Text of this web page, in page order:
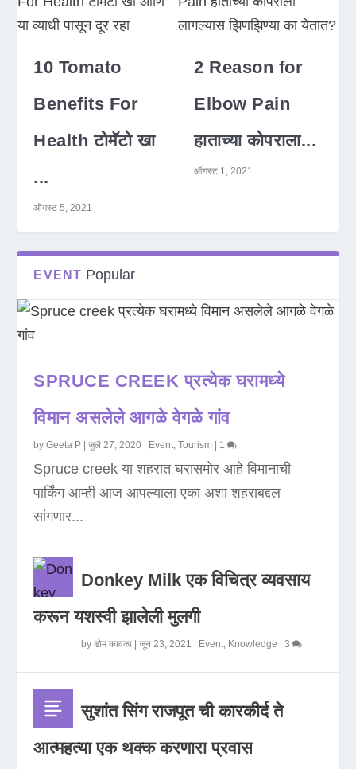
10 Tomato
Benefits For
Health टोमॅटो खा
...
ऑगस्ट 5, 2021
2 Reason for
Elbow Pain
हाताच्या कोपराला...
ऑगस्ट 1, 2021
EVENT Popular
SPRUCE CREEK प्रत्येक घरामध्ये
विमान असलेले आगळे वेगळे गांव
byGeeta P |जुलै 27, 2020 Event,Tourism 1
Spruce creek या शहरात घरासमोर आहे विमानाची
पार्किंग आम्ही आज आपल्याला एका अशा शहराबद्दल
सांगणार...
Donkey Milk एक विचित्र व्यवसाय
करून यशस्वी झालेली मुलगी
byडोम कावळा |जून 23, 2021 Event, Knowledge |3
सुशांत सिंग राजपूत ची कारकीर्द ते
आत्महत्या एक थक्क करणारा प्रवास